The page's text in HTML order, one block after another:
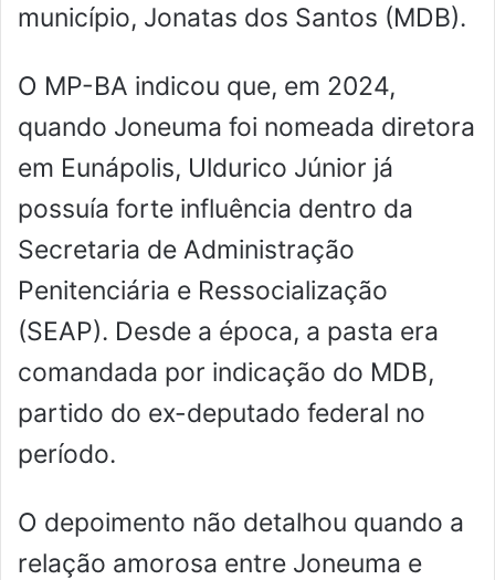
município, Jonatas dos Santos (MDB).
O MP-BA indicou que, em 2024,
quando Joneuma foi nomeada diretora
em Eunápolis, Uldurico Júnior já
possuía forte influência dentro da
Secretaria de Administração
Penitenciária e Ressocialização
(SEAP). Desde a época, a pasta era
comandada por indicação do MDB,
partido do ex-deputado federal no
período.
O depoimento não detalhou quando a
relação amorosa entre Joneuma e